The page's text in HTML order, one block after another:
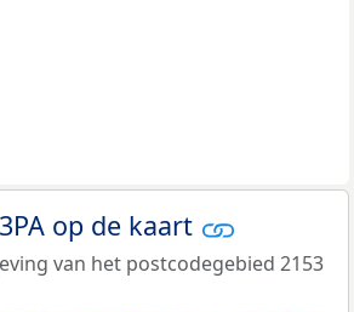
op de kaart
van het postcodegebied 2153